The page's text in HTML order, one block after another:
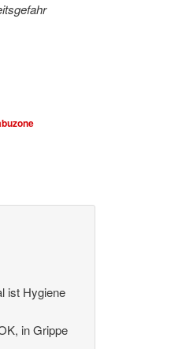
ist Hygiene
in Grippe